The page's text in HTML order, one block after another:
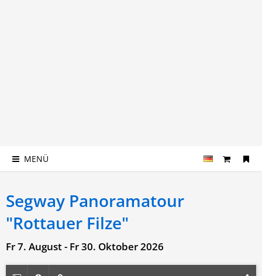
MENÜ
Segway Panoramatour
"Rottauer Filze"
Fr 7. August - Fr 30. Oktober 2026